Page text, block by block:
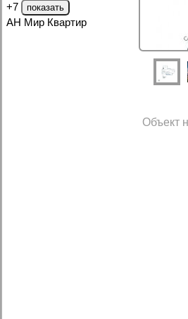
+7
АН Мир Квартир
Объект